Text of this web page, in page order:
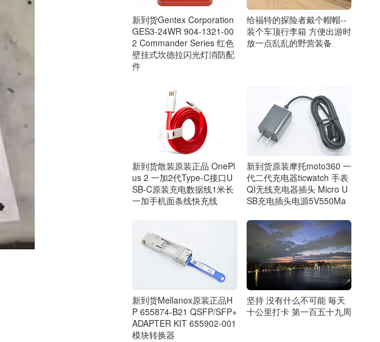
新到货Gentex Corporation
GES3-24WR 904-1321-00
2 Commander Series 红色
壁挂式坎德拉闪光灯消防配
件
给福特的探险者戴个帽帽--
装个车顶行李箱 方便出游时
放一点乱乱的野营装备
新到货散装原装正品 OnePl
us 2 一加2代Type-C接口U
SB-C原装充电数据线1米长
一加手机面条线快充线
新到货原装摩托moto360 一
代二代充电器ticwatch 手表
QI无线充电器插头 Micro U
SB充电插头电源5V550Ma
新到货Mellanox原装正品H
P 655874-B21 QSFP/SFP+
ADAPTER KIT 655902-001
模块转换器
坚持 没有什么不可能 毎天
十公里打卡 第一百五十九周